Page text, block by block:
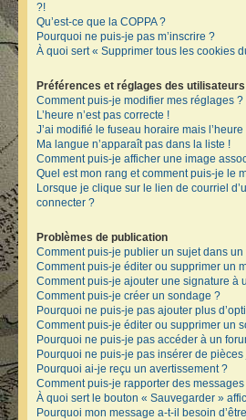
?!
Qu’est-ce que la COPPA ?
Pourquoi ne puis-je pas m’inscrire ?
À quoi sert « Supprimer tous les cookies
Préférences et réglages des utilisateurs
Comment puis-je modifier mes réglages ?
L’heure n’est pas correcte !
J’ai modifié le fuseau horaire mais
Ma langue n’apparaît pas dans la liste !
Comment puis-je afficher une image
Quel est mon rang et comment puis-je le
Lorsque je clique sur le lien de courriel
connecter ?
Problèmes de publication
Comment puis-je publier un sujet dans un
Comment puis-je éditer ou supprimer un
Comment puis-je ajouter une signature à
Comment puis-je créer un sondage ?
Pourquoi ne puis-je pas ajouter plus
Comment puis-je éditer ou supprimer un
Pourquoi ne puis-je pas accéder à un
Pourquoi ne puis-je pas insérer de
Pourquoi ai-je reçu un avertissement ?
Comment puis-je rapporter des
À quoi sert le bouton « Sauvegarder »
Pourquoi mon message a-t-il besoin